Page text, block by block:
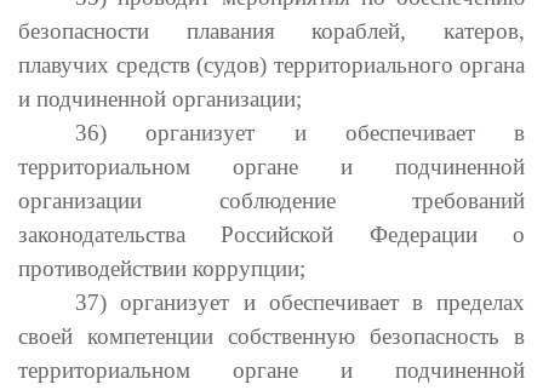
безопасности плавания кораблей, катеров,
плавучих средств (судов) территориального органа
и подчиненной организации;
36) организует и обеспечивает в
территориальном органе и подчиненной
организации соблюдение требований
законодательства Российской Федерации о
противодействии коррупции;
37) организует и обеспечивает в пределах
своей компетенции собственную безопасность в
территориальном органе и подчиненной